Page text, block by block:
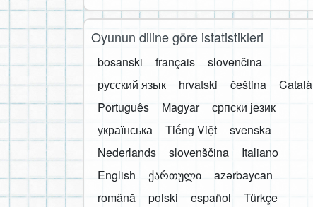
Oyunun diline göre istatistikleri
bosanski français
slovenčina
русский язык
hrvatski čeština
Català
Português
Magyar
српски језик
українська
Tiếng Việt
svenska
Nederlands
slovenščina
Italiano
English
ქართული
azərbaycan
română
polski español
Türkçe